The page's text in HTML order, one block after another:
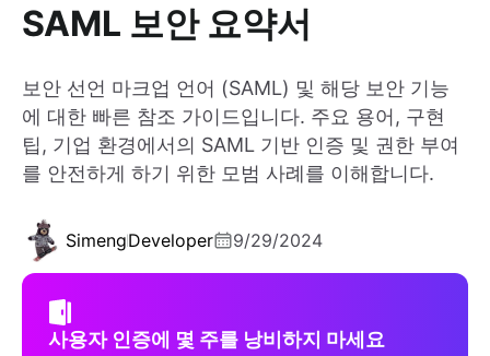
SAML 보안 요약서
보안 선언 마크업 언어 (SAML) 및 해당 보안 기능
에 대한 빠른 참조 가이드입니다. 주요 용어, 구현
팁, 기업 환경에서의 SAML 기반 인증 및 권한 부여
를 안전하게 하기 위한 모범 사례를 이해합니다.
SimengDeveloper 9/29/2024
사용자 인증에 몇 주를 낭비하지 마세요